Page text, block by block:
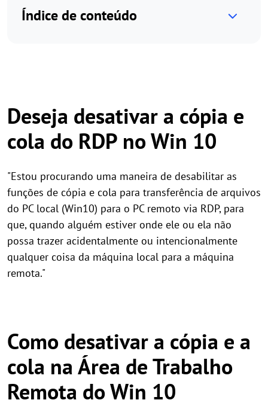
Índice de conteúdo
Deseja desativar a cópia e
cola do RDP no Win 10
"Estou procurando uma maneira de desabilitar as
funções de cópia e cola para transferência de arquivos
do PC local (Win10) para o PC remoto via RDP, para
que, quando alguém estiver onde ele ou ela não
possa trazer acidentalmente ou intencionalmente
qualquer coisa da máquina local para a máquina
remota."
Como desativar a cópia e a
cola na Área de Trabalho
Remota do Win 10